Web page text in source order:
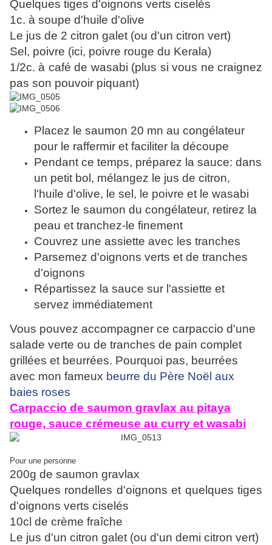
Quelques tiges d'oignons verts ciselés
1c. à soupe d'huile d'olive
Le jus de 2 citron galet (ou d'un citron vert)
Sel, poivre (ici, poivre rouge du Kerala)
1/2c. à café de wasabi (plus si vous ne craignez
pas son pouvoir piquant)
Placez le saumon 20 mn au congélateur
pour le raffermir et faciliter la découpe
Pendant ce temps, préparez la sauce: dans
un petit bol, mélangez le jus de citron,
l'huile d'olive, le sel, le poivre et le wasabi
Sortez le saumon du congélateur, retirez la
peau et tranchez-le finement
Couvrez une assiette avec les tranches
Parsemez d'oignons verts et de tranches
d'oignons
Répartissez la sauce sur l'assiette et
servez immédiatement
Vous pouvez accompagner ce carpaccio d'une
salade verte ou de tranches de pain complet
grillées et beurrées. Pourquoi pas, beurrées
avec mon fameux beurre du Père Noël aux
baies roses
Carpaccio de saumon gravlax au pitaya
rouge, sauce crémeuse au curry et wasabi
Pour une personne
200g de saumon gravlax
Quelques rondelles d'oignons et quelques tiges
d'oignons verts ciselés
10cl de crème fraîche
Le jus d'un citron galet (ou d'un demi citron vert)